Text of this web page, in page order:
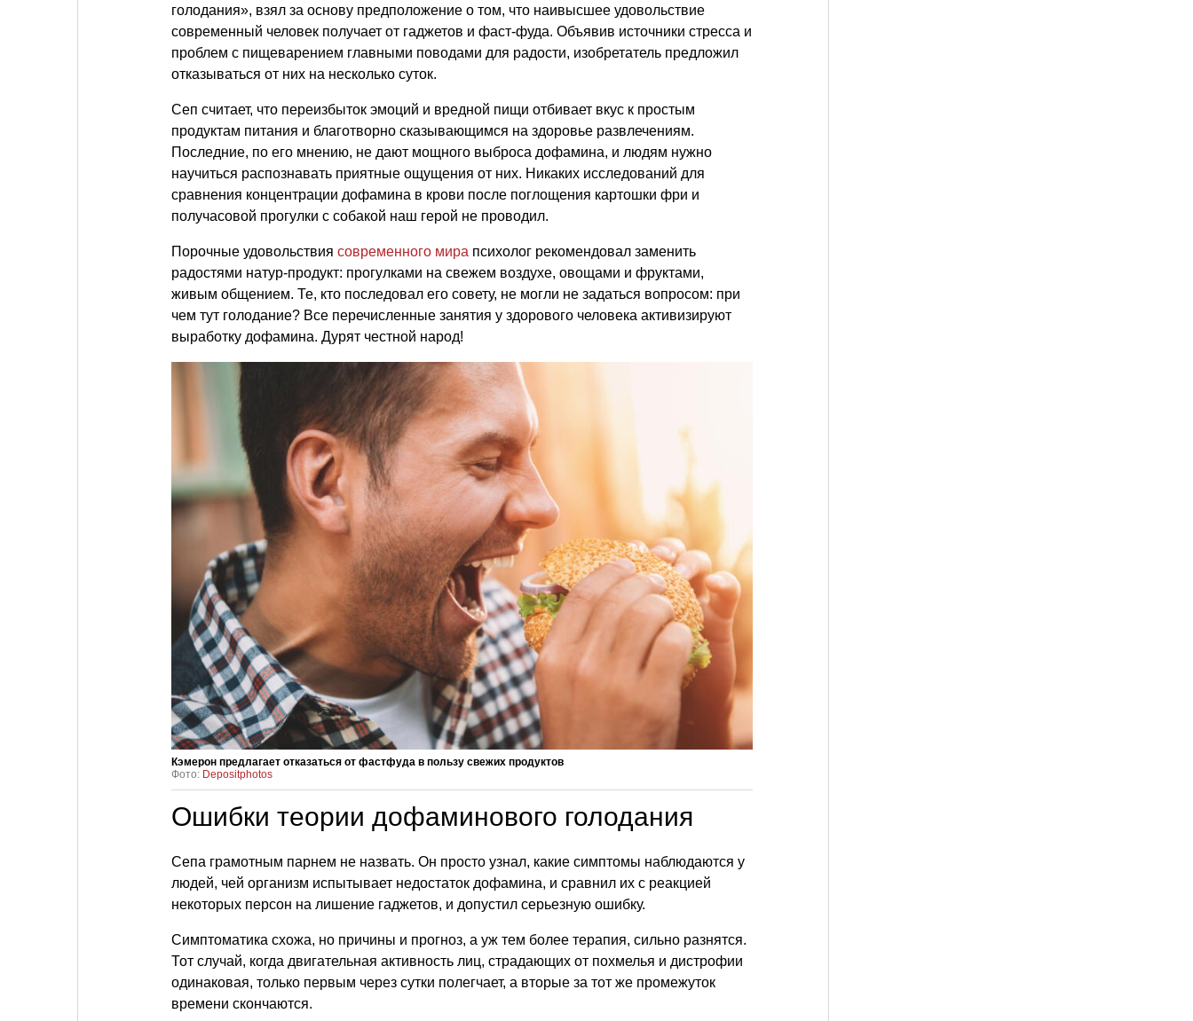
голодания», взял за основу предположение о том, что наивысшее удовольствие
современный человек получает от гаджетов и фаст-фуда. Объявив источники стресса и
проблем с пищеварением главными поводами для радости, изобретатель предложил
отказываться от них на несколько суток.
Сеп считает, что переизбыток эмоций и вредной пищи отбивает вкус к простым
продуктам питания и благотворно сказывающимся на здоровье развлечениям.
Последние, по его мнению, не дают мощного выброса дофамина, и людям нужно
научиться распознавать приятные ощущения от них. Никаких исследований для
сравнения концентрации дофамина в крови после поглощения картошки фри и
получасовой прогулки с собакой наш герой не проводил.
Порочные удовольствия современного мира психолог рекомендовал заменить
радостями натур-продукт: прогулками на свежем воздухе, овощами и фруктами,
живым общением. Те, кто последовал его совету, не могли не задаться вопросом: при
чем тут голодание? Все перечисленные занятия у здорового человека активизируют
выработку дофамина. Дурят честной народ!
Кэмерон предлагает отказаться от фастфуда в пользу свежих продуктов
Фото: Depositphotos
Ошибки теории дофаминового голодания
Сепа грамотным парнем не назвать. Он просто узнал, какие симптомы наблюдаются у
людей, чей организм испытывает недостаток дофамина, и сравнил их с реакцией
некоторых персон на лишение гаджетов, и допустил серьезную ошибку.
Симптоматика схожа, но причины и прогноз, а уж тем более терапия, сильно разнятся.
Тот случай, когда двигательная активность лиц, страдающих от похмелья и дистрофии
одинаковая, только первым через сутки полегчает, а вторые за тот же промежуток
времени скончаются.